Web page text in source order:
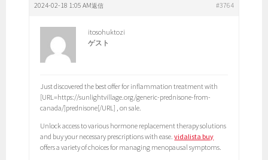
2024-02-18 1:05 AM #3764
返信
itosohuktozi
ゲスト
Just discovered the best offer for inflammation treatment with
[URL=https://sunlightvillage.org/generic-prednisone-from-
canada/]prednisone[/URL] , on sale.
Unlock access to various hormone replacement therapy solutions
and buy your necessary prescriptions with ease.vidalista buy
offers a variety of choices for managing menopausal symptoms.